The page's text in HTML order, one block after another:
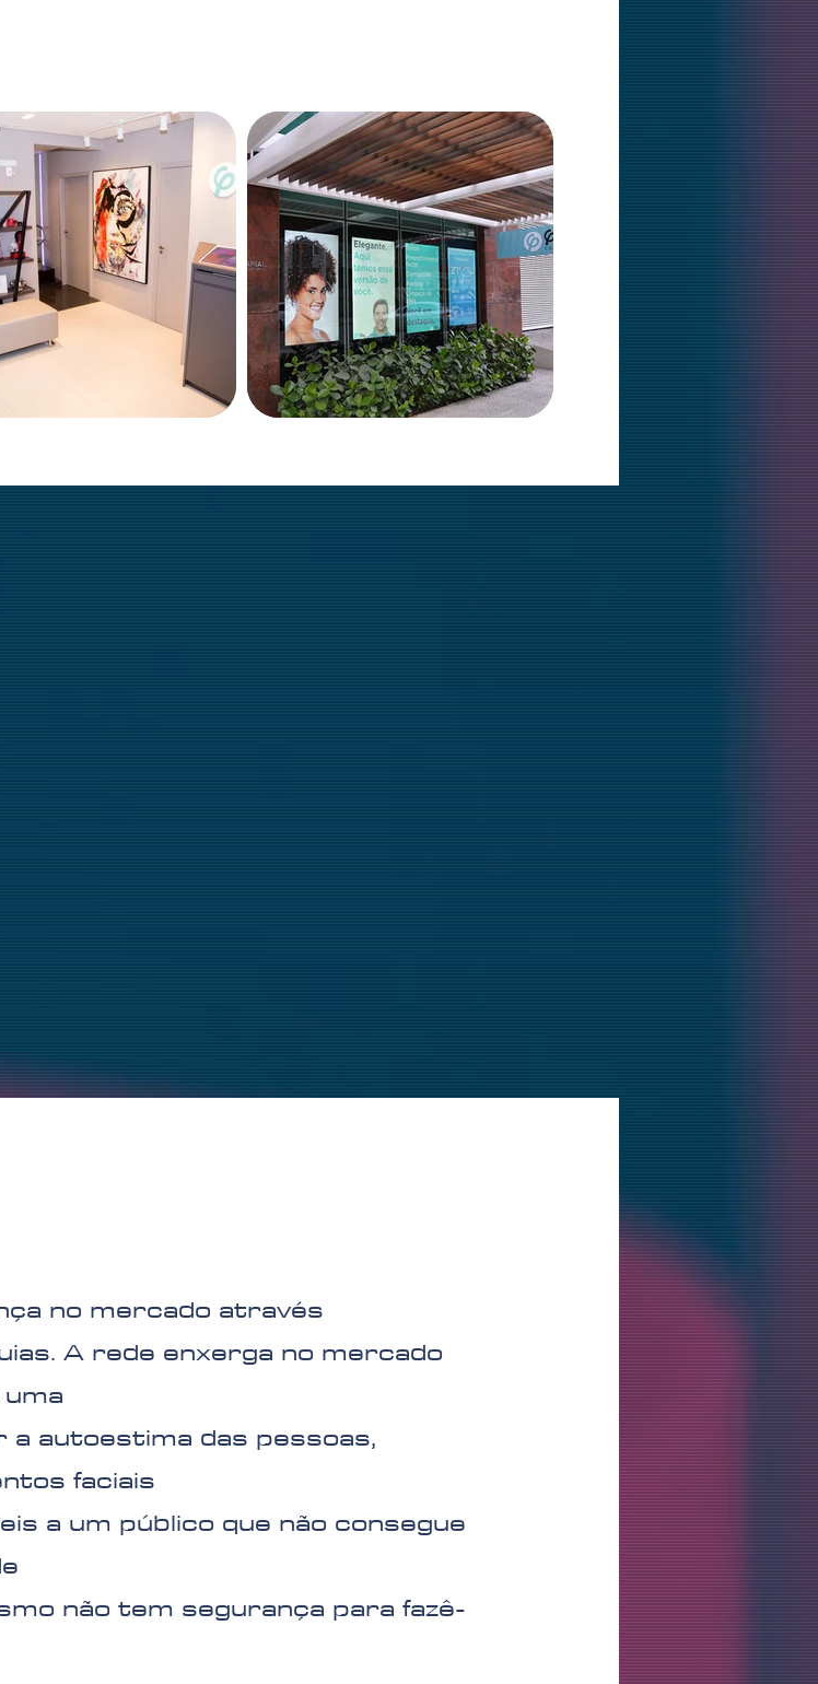
no mercado através
A rede enxerga no mercado
autoestima das pessoas,
faciais
a um público que não consegue
não tem segurança para fazê-